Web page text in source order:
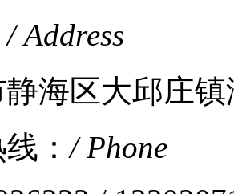
/ Address
静海区大邱庄
线：/ Phone